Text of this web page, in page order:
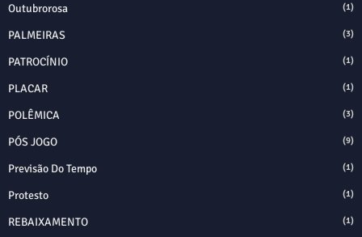
Outubrorosa (1)
PALMEIRAS (3)
PATROCÍNIO (1)
PLACAR (1)
POLÊMICA (3)
PÓS JOGO (9)
Previsão Do Tempo (1)
Protesto (1)
REBAIXAMENTO (1)